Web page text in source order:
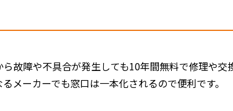
故障や不具合が発生しても10年間無料で修理や交
メーカーでも窓口は一本化されるので便利です。